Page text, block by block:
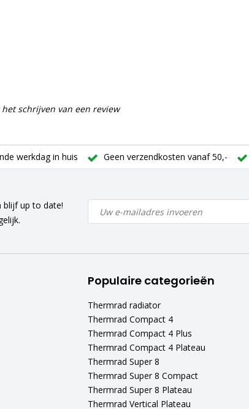
schrijven van een review
werkdag in huis Geen verzendkosten vanaf 50,-
blijf up to date!
Populaire categorieën
Thermrad radiator
Thermrad Compact 4
Thermrad Compact 4 Plus
Thermrad Compact 4 Plateau
Thermrad Super 8
Thermrad Super 8 Compact
Thermrad Super 8 Plateau
Thermrad Vertical Plateau